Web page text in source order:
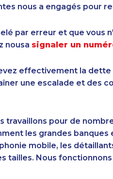
nous a engagés pour
par erreur et que vous
nousa signaler un
effectivement la
une escalade et des
travaillons pour de
les grandes
mobile, les
tailles. Nous fonctionnons